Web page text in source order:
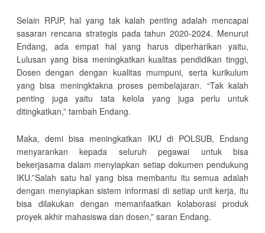
Selain RPJP, hal yang tak kalah penting adalah mencapai
sasaran rencana strategis pada tahun 2020-2024. Menurut
Endang, ada empat hal yang harus diperharikan yaitu,
Lulusan yang bisa meningkatkan kualitas pendidikan tinggi,
Dosen dengan dengan kualitas mumpuni, serta kurikulum
yang bisa meningktakna proses pembelajaran. “Tak kalah
penting juga yaitu tata kelola yang juga perlu untuk
ditingkatkan,” tambah Endang.
Maka, demi bisa meningkatkan IKU di POLSUB, Endang
menyarankan kepada seluruh pegawai untuk bisa
bekerjasama dalam menyiapkan setiap dokumen pendukung
IKU.”Salah satu hal yang bisa membantu itu semua adalah
dengan menyiapkan sistem informasi di setiap unit kerja, itu
bisa dilakukan dengan memanfaatkan kolaborasi produk
proyek akhir mahasiswa dan dosen,” saran Endang.